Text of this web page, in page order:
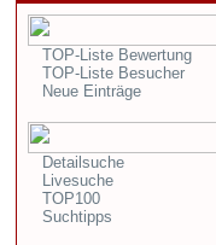
TOP-Liste Bewertung
TOP-Liste Besucher
Neue Einträge
Detailsuche
Livesuche
TOP100
Suchtipps